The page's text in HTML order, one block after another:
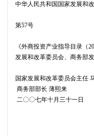
中华人民共和国国家发展和
第57号
《外商投资产业指导目录（
发展和改革委员会、商务部
国家发展和改革委员会主任
商务部部长 薄熙来
二〇〇七年十月三十一日